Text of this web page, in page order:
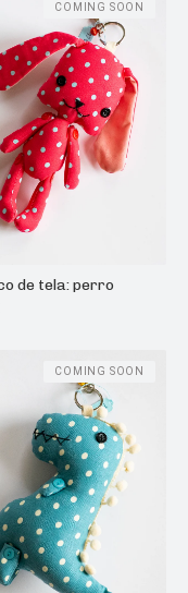
de tela: perro
COMING SOON
COMING SOON